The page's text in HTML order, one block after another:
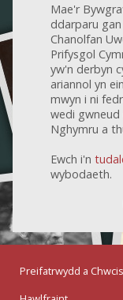
Mae'r
ddarparu
Chanolfan
Prifysgol
yw'n derbyn
ariannol yn
mwyn i ni
wedi
Nghymru a
Ewch i'n
wybodaeth.
Preifatrwydd a Chwcis